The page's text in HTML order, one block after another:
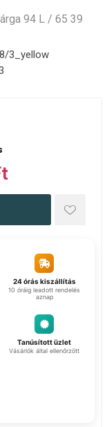
94 L / 65 39
3_yellow
24 órás kiszállítás
10 óráig leadott rendelés
aznap
Tanúsított üzlet
Vásárlók által ellenőrzött